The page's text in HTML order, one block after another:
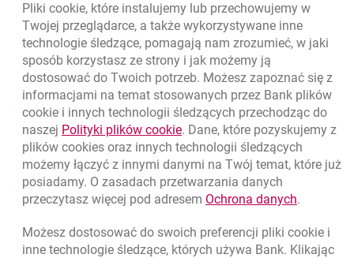
ZAMÓW KARTĘOTWIERA SIĘ W NOWEJ KARCIE
WIĘCEJ
Nawigacja dolna
Zadzwoń do nas
801 331 331
(+48) 22 598 40 40
Migam
Znajdź placówkę lub bankomat otwiera się w nowej karcie
Oceń nas otwiera się w nowej karcie
Pliki cookie, które instalujemy lub przechowujemy w
Twojej przeglądarce, a także wykorzystywane inne
technologie śledzące, pomagają nam zrozumieć, w jaki
sposób korzystasz ze strony i jak możemy ją
dostosować do Twoich potrzeb. Możesz zapoznać się z
informacjami na temat stosowanych przez Bank plików
cookie i innych technologii śledzących przechodząc do
naszej Polityki plików cookielink otwiera się w nowym oknie
. Dane, które pozyskujemy z
plików cookies oraz innych technologii śledzących
możemy łączyć z innymi danymi na Twój temat, które już
posiadamy. O zasadach przetwarzania danych
przeczytasz więcej pod adresem Ochrona danychlink
.
Możesz dostosować do swoich preferencji pliki cookie i
inne technologie śledzące, których używa Bank. Klikając